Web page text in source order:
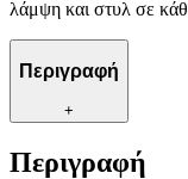
λάμψη και στυλ σε
Περιγραφή
+
Περιγραφή